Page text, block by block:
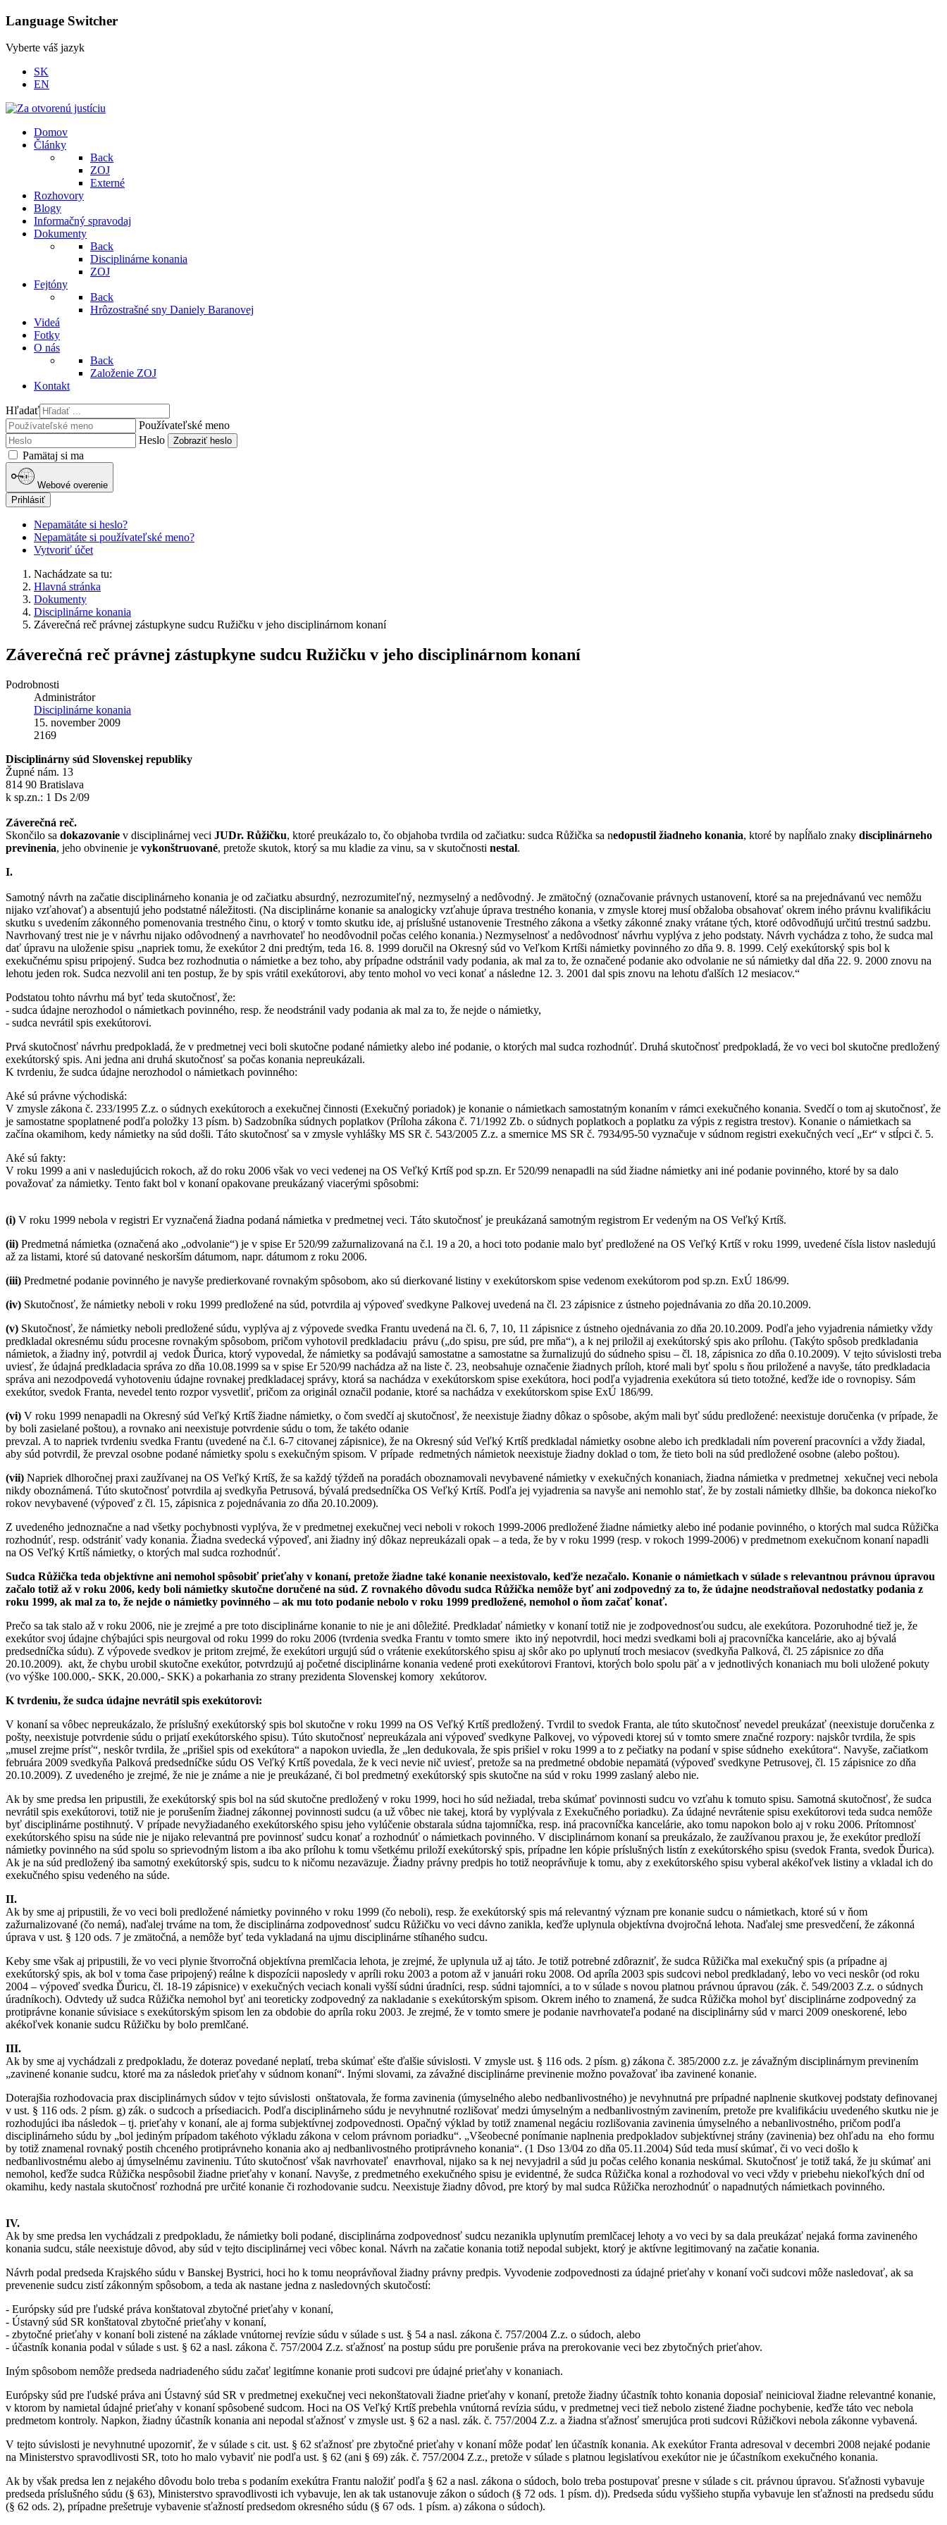
Language Switcher
Vyberte váš jazyk
SK
EN
Domov
Články
Back
ZOJ
Externé
Rozhovory
Blogy
Informačný spravodaj
Dokumenty
Back
Disciplinárne konania
ZOJ
Fejtóny
Back
Hrôzostrašné sny Daniely Baranovej
Videá
Fotky
O nás
Back
Založenie ZOJ
Kontakt
Hľadať
Používateľské meno
Heslo
Zobraziť heslo
Pamätaj si ma
Webové overenie
Prihlásiť
Nepamätáte si heslo?
Nepamätáte si používateľské meno?
Vytvoriť účet
Nachádzate sa tu:
Hlavná stránka
Dokumenty
Disciplinárne konania
Záverečná reč právnej zástupkyne sudcu Ružičku v jeho disciplinárnom konaní
Záverečná reč právnej zástupkyne sudcu Ružičku v jeho disciplinárnom konaní
Podrobnosti
Administrátor
Disciplinárne konania
15. november 2009
2169
Disciplinárny súd Slovenskej republiky
Župné nám. 13
814 90 Bratislava
k sp.zn.: 1 Ds 2/09
Záverečná reč.
Skončilo sa dokazovanie v disciplinárnej veci JUDr. Růžičku, ktoré preukázalo to, čo objahoba tvrdila od začiatku: sudca Růžička sa nedopustil žiadneho konania, ktoré by napĺňalo znaky disciplinárneho
previnenia, jeho obvinenie je vykonštruované, pretože skutok, ktorý sa mu kladie za vinu, sa v skutočnosti nestal.
I.
Samotný návrh na začatie disciplinárneho konania je od začiatku absurdný, nezrozumiteľný, nezmyselný a nedôvodný. Je zmätočný (označovanie právnych ustanovení, ktoré sa na prejednávanú vec nemôžu
nijako vzťahovať) a absentujú jeho podstatné náležitosti. (Na disciplinárne konanie sa analogicky vzťahuje úprava trestného konania, v zmysle ktorej musí obžaloba obsahovať okrem iného právnu kvalifikáciu
skutku s uvedením zákonného pomenovania trestného činu, o ktorý v tomto skutku ide, aj príslušné ustanovenie Trestného zákona a všetky zákonné znaky vrátane tých, ktoré odôvodňujú určitú trestnú sadzbu.
Navrhovaný trest nie je v návrhu nijako odôvodnený a navrhovateľ ho neodôvodnil počas celého konania.) Nezmyselnosť a nedôvodnosť návrhu vyplýva z jeho podstaty. Návrh vychádza z toho, že sudca mal
dať úpravu na uloženie spisu „napriek tomu, že exekútor 2 dni predtým, teda 16. 8. 1999 doručil na Okresný súd vo Veľkom Krtíši námietky povinného zo dňa 9. 8. 1999. Celý exekútorský spis bol k
exekučnému spisu pripojený. Sudca bez rozhodnutia o námietke a bez toho, aby prípadne odstránil vady podania, ak mal za to, že označené podanie ako odvolanie ne sú námietky dal dňa 22. 9. 2000 znovu na
lehotu jeden rok. Sudca nezvolil ani ten postup, že by spis vrátil exekútorovi, aby tento mohol vo veci konať a následne 12. 3. 2001 dal spis znovu na lehotu ďalších 12 mesiacov.“
Podstatou tohto návrhu má byť teda skutočnosť, že:
- sudca údajne nerozhodol o námietkach povinného, resp. že neodstránil vady podania ak mal za to, že nejde o námietky,
- sudca nevrátil spis exekútorovi.
Prvá skutočnosť návrhu predpokladá, že v predmetnej veci boli skutočne podané námietky alebo iné podanie, o ktorých mal sudca rozhodnúť. Druhá skutočnosť predpokladá, že vo veci bol skutočne predložený
exekútorský spis. Ani jedna ani druhá skutočnosť sa počas konania nepreukázali.
K tvrdeniu, že sudca údajne nerozhodol o námietkach povinného:
Aké sú právne východiská:
V zmysle zákona č. 233/1995 Z.z. o súdnych exekútoroch a exekučnej činnosti (Exekučný poriadok) je konanie o námietkach samostatným konaním v rámci exekučného konania. Svedčí o tom aj skutočnosť, že
je samostatne spoplatnené podľa položky 13 písm. b) Sadzobníka súdnych poplatkov (Príloha zákona č. 71/1992 Zb. o súdnych poplatkoch a poplatku za výpis z registra trestov). Konanie o námietkach sa
začína okamihom, kedy námietky na súd došli. Táto skutočnosť sa v zmysle vyhlášky MS SR č. 543/2005 Z.z. a smernice MS SR č. 7934/95-50 vyznačuje v súdnom registri exekučných vecí „Er“ v stĺpci č. 5.
Aké sú fakty:
V roku 1999 a ani v nasledujúcich rokoch, až do roku 2006 však vo veci vedenej na OS Veľký Krtíš pod sp.zn. Er 520/99 nenapadli na súd žiadne námietky ani iné podanie povinného, ktoré by sa dalo
považovať za námietky. Tento fakt bol v konaní opakovane preukázaný viacerými spôsobmi:
(i) V roku 1999 nebola v registri Er vyznačená žiadna podaná námietka v predmetnej veci. Táto skutočnosť je preukázaná samotným registrom Er vedeným na OS Veľký Krtíš.
(ii) Predmetná námietka (označená ako „odvolanie“) je v spise Er 520/99 zažurnalizovaná na č.l. 19 a 20, a hoci toto podanie malo byť predložené na OS Veľký Krtíš v roku 1999, uvedené čísla listov nasledujú
až za listami, ktoré sú datované neskorším dátumom, napr. dátumom z roku 2006.
(iii) Predmetné podanie povinného je navyše predierkované rovnakým spôsobom, ako sú dierkované listiny v exekútorskom spise vedenom exekútorom pod sp.zn. ExÚ 186/99.
(iv) Skutočnosť, že námietky neboli v roku 1999 predložené na súd, potvrdila aj výpoveď svedkyne Palkovej uvedená na čl. 23 zápisnice z ústneho pojednávania zo dňa 20.10.2009.
(v) Skutočnosť, že námietky neboli predložené súdu, vyplýva aj z výpovede svedka Frantu uvedená na čl. 6, 7, 10, 11 zápisnice z ústneho ojednávania zo dňa 20.10.2009. Podľa jeho vyjadrenia námietky vždy
predkladal okresnému súdu procesne rovnakým spôsobom, pričom vyhotovil predkladaciu právu („do spisu, pre súd, pre mňa“), a k nej priložil aj exekútorský spis ako prílohu. (Takýto spôsob predkladania
námietok, a žiadny iný, potvrdil aj vedok Ďurica, ktorý vypovedal, že námietky sa podávajú samostatne a samostatne sa žurnalizujú do súdneho spisu – čl. 18, zápisnica zo dňa 0.10.2009). V tejto súvislosti treba
uviesť, že údajná predkladacia správa zo dňa 10.08.1999 sa v spise Er 520/99 nachádza až na liste č. 23, neobsahuje označenie žiadnych príloh, ktoré mali byť spolu s ňou priložené a navyše, táto predkladacia
správa ani nezodpovedá vyhotoveniu údajne rovnakej predkladacej správy, ktorá sa nachádza v exekútorskom spise exekútora, hoci podľa vyjadrenia exekútora sú tieto totožné, keďže ide o rovnopisy. Sám
exekútor, svedok Franta, nevedel tento rozpor vysvetliť, pričom za originál označil podanie, ktoré sa nachádza v exekútorskom spise ExÚ 186/99.
(vi) V roku 1999 nenapadli na Okresný súd Veľký Krtíš žiadne námietky, o čom svedčí aj skutočnosť, že neexistuje žiadny dôkaz o spôsobe, akým mali byť súdu predložené: neexistuje doručenka (v prípade, že
by boli zasielané poštou), a rovnako ani neexistuje potvrdenie súdu o tom, že takéto odanie
prevzal. A to napriek tvrdeniu svedka Frantu (uvedené na č.l. 6-7 citovanej zápisnice), že na Okresný súd Veľký Krtíš predkladal námietky osobne alebo ich predkladali ním poverení pracovníci a vždy žiadal,
aby súd potvrdil, že prevzal osobne podané námietky spolu s exekučným spisom. V prípade redmetných námietok neexistuje žiadny doklad o tom, že tieto boli na súd predložené osobne (alebo poštou).
(vii) Napriek dlhoročnej praxi zaužívanej na OS Veľký Krtíš, že sa každý týždeň na poradách oboznamovali nevybavené námietky v exekučných konaniach, žiadna námietka v predmetnej xekučnej veci nebola
nikdy oboznámená. Túto skutočnosť potvrdila aj svedkyňa Petrusová, bývalá predsedníčka OS Veľký Krtíš. Podľa jej vyjadrenia sa navyše ani nemohlo stať, že by zostali námietky dlhšie, ba dokonca niekoľko
rokov nevybavené (výpoveď z čl. 15, zápisnica z pojednávania zo dňa 20.10.2009).
Z uvedeného jednoznačne a nad všetky pochybnosti vyplýva, že v predmetnej exekučnej veci neboli v rokoch 1999-2006 predložené žiadne námietky alebo iné podanie povinného, o ktorých mal sudca Růžička
rozhodnúť, resp. odstrániť vady konania. Žiadna svedecká výpoveď, ani žiadny iný dôkaz nepreukázali opak – a teda, že by v roku 1999 (resp. v rokoch 1999-2006) v predmetnom exekučnom konaní napadli
na OS Veľký Krtíš námietky, o ktorých mal sudca rozhodnúť.
Sudca Růžička teda objektívne ani nemohol spôsobiť prieťahy v konaní, pretože žiadne také konanie neexistovalo, keďže nezačalo. Konanie o námietkach v súlade s relevantnou právnou úpravou
začalo totiž až v roku 2006, kedy boli námietky skutočne doručené na súd. Z rovnakého dôvodu sudca Růžička nemôže byť ani zodpovedný za to, že údajne neodstraňoval nedostatky podania z
roku 1999, ak mal za to, že nejde o námietky povinného – ak mu toto podanie nebolo v roku 1999 predložené, nemohol o ňom začať konať.
Prečo sa tak stalo až v roku 2006, nie je zrejmé a pre toto disciplinárne konanie to nie je ani dôležité. Predkladať námietky v konaní totiž nie je zodpovednosťou sudcu, ale exekútora. Pozoruhodné tiež je, že
exekútor svoj údajne chýbajúci spis neurgoval od roku 1999 do roku 2006 (tvrdenia svedka Frantu v tomto smere ikto iný nepotvrdil, hoci medzi svedkami boli aj pracovníčka kancelárie, ako aj bývalá
predsedníčka súdu). Z výpovede svedkov je pritom zrejmé, že exekútori urgujú súd o vrátenie exekútorského spisu aj skôr ako po uplynutí troch mesiacov (svedkyňa Palková, čl. 25 zápisnice zo dňa
20.10.2009). akt, že chybu urobil skutočne exekútor, potvrdzujú aj početné disciplinárne konania vedené proti exekútorovi Frantovi, ktorých bolo spolu päť a v jednotlivých konaniach mu boli uložené pokuty
(vo výške 100.000,- SKK, 20.000,- SKK) a pokarhania zo strany prezidenta Slovenskej komory xekútorov.
K tvrdeniu, že sudca údajne nevrátil spis exekútorovi:
V konaní sa vôbec nepreukázalo, že príslušný exekútorský spis bol skutočne v roku 1999 na OS Veľký Krtíš predložený. Tvrdil to svedok Franta, ale túto skutočnosť nevedel preukázať (neexistuje doručenka z
pošty, neexistuje potvrdenie súdu o prijatí exekútorského spisu). Túto skutočnosť nepreukázala ani výpoveď svedkyne Palkovej, vo výpovedi ktorej sú v tomto smere značné rozpory: najskôr tvrdila, že spis
„musel zrejme prísť“, neskôr tvrdila, že „prišiel spis od exekútora“ a napokon uviedla, že „len dedukovala, že spis prišiel v roku 1999 a to z pečiatky na podaní v spise súdneho exekútora“. Navyše, začiatkom
februára 2009 svedkyňa Palková predsedníčke súdu OS Veľký Krtíš povedala, že k veci nevie nič uviesť, pretože sa na predmetné obdobie nepamätá (výpoveď svedkyne Petrusovej, čl. 15 zápisnice zo dňa
20.10.2009). Z uvedeného je zrejmé, že nie je známe a nie je preukázané, či bol predmetný exekútorský spis skutočne na súd v roku 1999 zaslaný alebo nie.
Ak by sme predsa len pripustili, že exekútorský spis bol na súd skutočne predložený v roku 1999, hoci ho súd nežiadal, treba skúmať povinnosti sudcu vo vzťahu k tomuto spisu. Samotná skutočnosť, že sudca
nevrátil spis exekútorovi, totiž nie je porušením žiadnej zákonnej povinnosti sudcu (a už vôbec nie takej, ktorá by vyplývala z Exekučného poriadku). Za údajné nevrátenie spisu exekútorovi teda sudca nemôže
byť disciplinárne postihnutý. V prípade nevyžiadaného exekútorského spisu jeho vylúčenie obstarala súdna tajomníčka, resp. iná pracovníčka kancelárie, ako tomu napokon bolo aj v roku 2006. Prítomnosť
exekútorského spisu na súde nie je nijako relevantná pre povinnosť sudcu konať a rozhodnúť o námietkach povinného. V disciplinárnom konaní sa preukázalo, že zaužívanou praxou je, že exekútor predloží
námietky povinného na súd spolu so sprievodným listom a iba ako prílohu k tomu všetkému priloží exekútorský spis, prípadne len kópie príslušných listín z exekútorského spisu (svedok Franta, svedok Ďurica).
Ak je na súd predložený iba samotný exekútorský spis, sudcu to k ničomu nezaväzuje. Žiadny právny predpis ho totiž neoprávňuje k tomu, aby z exekútorského spisu vyberal akékoľvek listiny a vkladal ich do
exekučného spisu vedeného na súde.
II.
Ak by sme aj pripustili, že vo veci boli predložené námietky povinného v roku 1999 (čo neboli), resp. že exekútorský spis má relevantný význam pre konanie sudcu o námietkach, ktoré sú v ňom
zažurnalizované (čo nemá), naďalej trváme na tom, že disciplinárna zodpovednosť sudcu Růžičku vo veci dávno zanikla, keďže uplynula objektívna dvojročná lehota. Naďalej sme presvedčení, že zákonná
úprava v ust. § 120 ods. 7 je zmätočná, a nemôže byť teda vykladaná na ujmu disciplinárne stíhaného sudcu.
Keby sme však aj pripustili, že vo veci plynie štvorročná objektívna premlčacia lehota, je zrejmé, že uplynula už aj táto. Je totiž potrebné zdôrazniť, že sudca Růžička mal exekučný spis (a prípadne aj
exekútorský spis, ak bol v toma čase pripojený) reálne k dispozícii naposledy v apríli roku 2003 a potom až v januári roku 2008. Od apríla 2003 spis sudcovi nebol predkladaný, lebo vo veci neskôr (od roku
2004 – výpoveď svedka Ďuricu, čl. 18-19 zápisnice) v exekučných veciach konali vyšší súdni úradníci, resp. súdni tajomníci, a to v súlade s novou platnou právnou úpravou (zák. č. 549/2003 Z.z. o súdnych
úradníkoch). Odvtedy už sudca Růžička nemohol byť ani teoreticky zodpovedný za nakladanie s exekútorským spisom. Okrem iného to znamená, že sudca Růžička mohol byť disciplinárne zodpovedný za
protiprávne konanie súvisiace s exekútorským spisom len za obdobie do apríla roku 2003. Je zrejmé, že v tomto smere je podanie navrhovateľa podané na disciplinárny súd v marci 2009 oneskorené, lebo
akékoľvek konanie sudcu Růžičku by bolo premlčané.
III.
Ak by sme aj vychádzali z predpokladu, že doteraz povedané neplatí, treba skúmať ešte ďalšie súvislosti. V zmysle ust. § 116 ods. 2 písm. g) zákona č. 385/2000 z.z. je závažným disciplinárnym previnením
„zavinené konanie sudcu, ktoré ma za následok prieťahy v súdnom konaní“. Inými slovami, za závažné disciplinárne previnenie možno považovať iba zavinené konanie.
Doterajšia rozhodovacia prax disciplinárnych súdov v tejto súvislosti onštatovala, že forma zavinenia (úmyselného alebo nedbanlivostného) je nevyhnutná pre prípadné naplnenie skutkovej podstaty definovanej
v ust. § 116 ods. 2 písm. g) zák. o sudcoch a prísediacich. Podľa disciplinárneho súdu je nevyhnutné rozlišovať medzi úmyselným a nedbanlivostným zavinením, pretože pre kvalifikáciu uvedeného skutku nie je
rozhodujúci iba následok – tj. prieťahy v konaní, ale aj forma subjektívnej zodpovednosti. Opačný výklad by totiž znamenal negáciu rozlišovania zavinenia úmyselného a nebanlivostného, pričom podľa
disciplinárneho súdu by „bol jediným prípadom takéhoto výkladu zákona v celom právnom poriadku“. „Všeobecné ponímanie naplnenia predpokladov subjektívnej strány (zavinenia) bez ohľadu na eho formu
by totiž znamenal rovnaký postih chceného protiprávneho konania ako aj nedbanlivostného protiprávneho konania“. (1 Dso 13/04 zo dňa 05.11.2004) Súd teda musí skúmať, či vo veci došlo k
nedbanlivostnému alebo aj úmyselnému zavineniu. Túto skutočnosť však navrhovateľ enavrhoval, nijako sa k nej nevyjadril a súd ju počas celého konania neskúmal. Skutočnosť je totiž taká, že ju skúmať ani
nemohol, keďže sudca Růžička nespôsobil žiadne prieťahy v konaní. Navyše, z predmetného exekučného spisu je evidentné, že sudca Růžička konal a rozhodoval vo veci vždy v priebehu niekoľkých dní od
okamihu, kedy nastala skutočnosť rozhodná pre určité konanie či rozhodovanie sudcu. Neexistuje žiadny dôvod, pre ktorý by mal sudca Růžička nerozhodnúť o napadnutých námietkach povinného.
IV.
Ak by sme predsa len vychádzali z predpokladu, že námietky boli podané, disciplinárna zodpovednosť sudcu nezanikla uplynutím premlčacej lehoty a vo veci by sa dala preukázať nejaká forma zavineného
konania sudcu, stále neexistuje dôvod, aby súd v tejto disciplinárnej veci vôbec konal. Návrh na začatie konania totiž nepodal subjekt, ktorý je aktívne legitimovaný na začatie konania.
Návrh podal predseda Krajského súdu v Banskej Bystrici, hoci ho k tomu neoprávňoval žiadny právny predpis. Vyvodenie zodpovednosti za údajné prieťahy v konaní voči sudcovi môže nasledovať, ak sa
prevenenie sudcu zistí zákonným spôsobom, a teda ak nastane jedna z nasledovných skutočostí:
- Európsky súd pre ľudské práva konštatoval zbytočné prieťahy v konaní,
- Ústavný súd SR konštatoval zbytočné prieťahy v konaní,
- zbytočné prieťahy v konaní boli zistené na základe vnútornej revízie súdu v súlade s ust. § 54 a nasl. zákona č. 757/2004 Z.z. o súdoch, alebo
- účastník konania podal v súlade s ust. § 62 a nasl. zákona č. 757/2004 Z.z. sťažnosť na postup súdu pre porušenie práva na prerokovanie veci bez zbytočných prieťahov.
Iným spôsobom nemôže predseda nadriadeného súdu začať legitímne konanie proti sudcovi pre údajné prieťahy v konaniach.
Európsky súd pre ľudské práva ani Ústavný súd SR v predmetnej exekučnej veci nekonštatovali žiadne prieťahy v konaní, pretože žiadny účastník tohto konania doposiaľ neinicioval žiadne relevantné konanie,
v ktorom by namietal údajné prieťahy v konaní spôsobené sudcom. Hoci na OS Veľký Krtíš prebehla vnútorná revízia súdu, v predmetnej veci tiež nebolo zistené žiadne pochybenie, keďže táto vec nebola
predmetom kontroly. Napkon, žiadny účastník konania ani nepodal sťažnosť v zmysle ust. § 62 a nasl. zák. č. 757/2004 Z.z. a žiadna sťažnosť smerujúca proti sudcovi Růžičkovi nebola zákonne vybavená.
V tejto súvislosti je nevyhnutné upozorniť, že v súlade s cit. ust. § 62 sťažnosť pre zbytočné prieťahy v konaní môže podať len účastník konania. Ak exekútor Franta adresoval v decembri 2008 nejaké podanie
na Ministerstvo spravodlivosti SR, toto ho malo vybaviť nie podľa ust. § 62 (ani § 69) zák. č. 757/2004 Z.z., pretože v súlade s platnou legislatívou exekútor nie je účastníkom exekučného konania.
Ak by však predsa len z nejakého dôvodu bolo treba s podaním exekútra Frantu naložiť podľa § 62 a nasl. zákona o súdoch, bolo treba postupovať presne v súlade s cit. právnou úpravou. Sťažnosti vybavuje
predseda príslušného súdu (§ 63), Ministerstvo spravodlivosti ich vybavuje, len ak tak ustanovuje zákon o súdoch (§ 72 ods. 1 písm. d)). Predseda súdu vyššieho stupňa vybavuje len sťažnosti na predsedu súdu
(§ 62 ods. 2), prípadne prešetruje vybavenie sťažností predsedom okresného súdu (§ 67 ods. 1 písm. a) zákona o súdoch).